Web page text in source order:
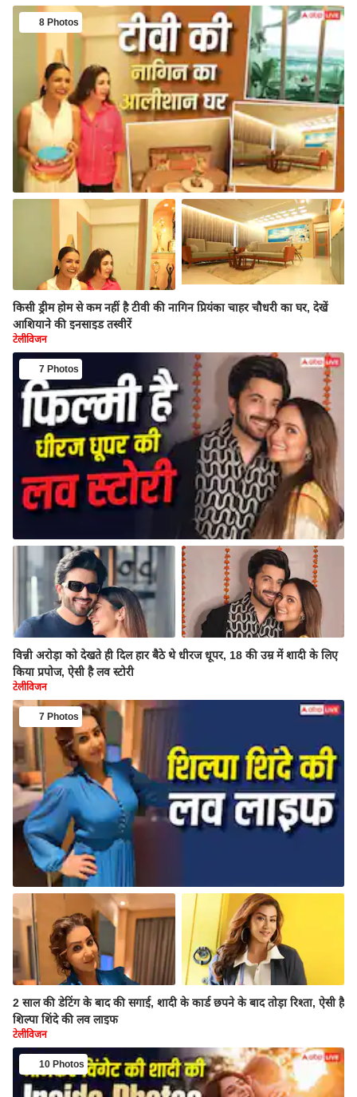
8 Photos
किसी ड्रीम होम से कम नहीं है टीवी की नागिन प्रियंका चाहर चौधरी का घर, देखें
आशियाने की इनसाइड तस्वीरें
टेलीविजन
7 Photos
विन्नी अरोड़ा को देखते ही दिल हार बैठे थे धीरज धूपर, 18 की उम्र में शादी के लिए
किया प्रपोज, ऐसी है लव स्टोरी
टेलीविजन
7 Photos
2 साल की डेटिंग के बाद की सगाई, शादी के कार्ड छपने के बाद तोड़ा रिश्ता, ऐसी है
शिल्पा शिंदे की लव लाइफ
टेलीविजन
10 Photos